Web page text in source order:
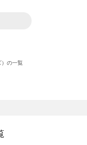
）の一覧
スモス）の一覧
覧